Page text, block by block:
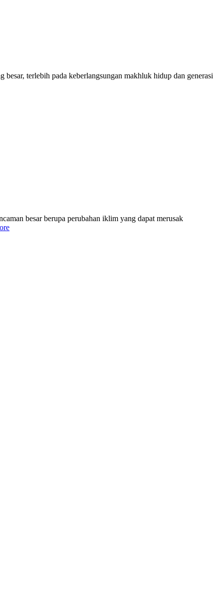
terlebih pada keberlangsungan makhluk hidup dan generasi
besar berupa perubahan iklim yang dapat merusak